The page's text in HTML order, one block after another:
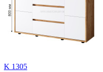
K 1305